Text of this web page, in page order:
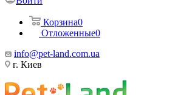
Корзина0
Отложенные0
info@pet-land.com.ua
г. Киев